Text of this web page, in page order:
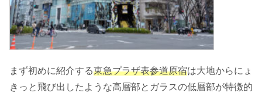
まず初めに紹介する東急プラザ表参道原宿は大地からにょ
きっと飛び出したような高層部とガラスの低層部が特徴的